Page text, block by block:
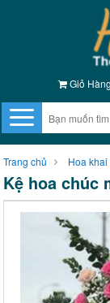
Giỏ Hàng
Trang chủ Hoa khai
Kệ hoa chúc